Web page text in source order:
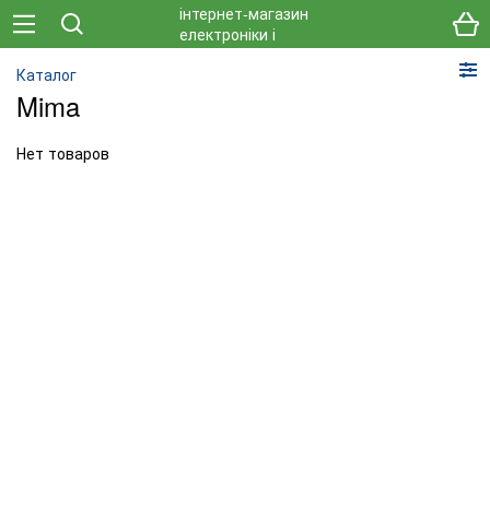
Каталог
Mima
Нет товаров